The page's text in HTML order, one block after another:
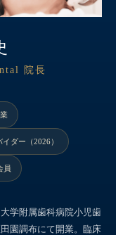
院長
ダー（2026）
員
学附属歯科病院小児歯
園調布にて開業。臨床